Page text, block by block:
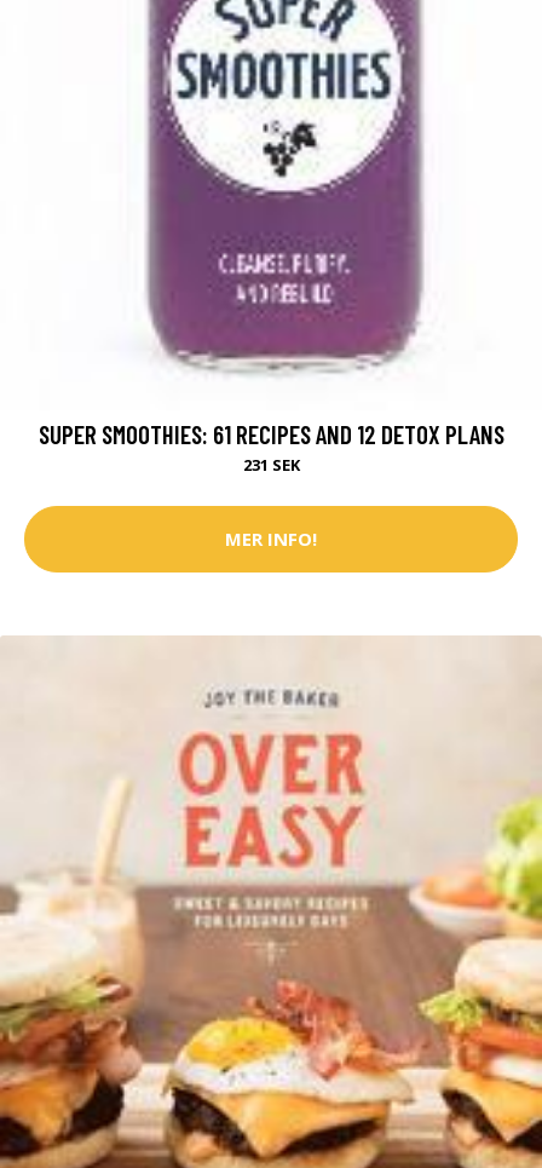
SUPER SMOOTHIES: 61 RECIPES AND 12 DETOX PLANS
231 SEK
MER INFO!